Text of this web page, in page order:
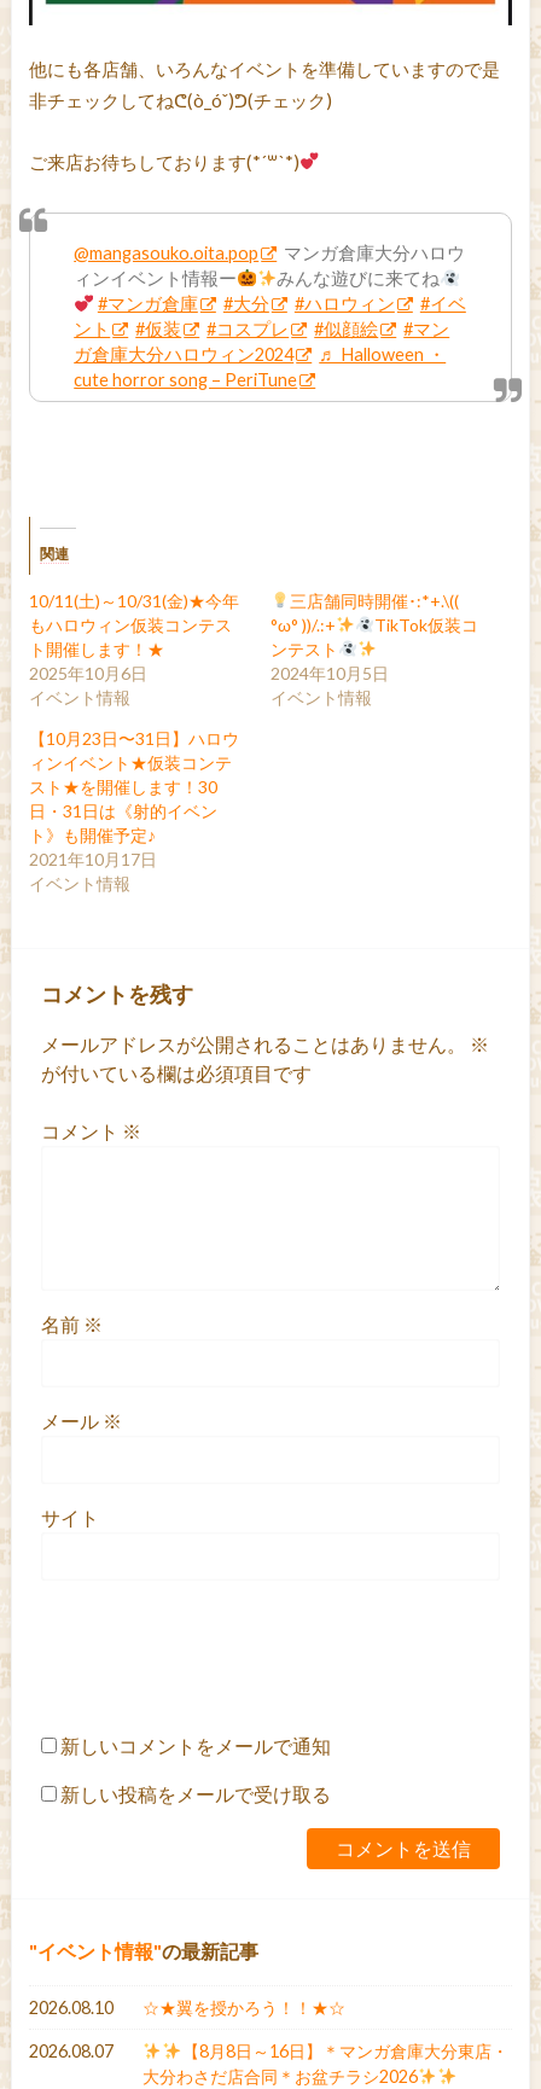
他にも各店舗、いろんなイベントを準備していますので是
非チェックしてねᕦ(ò_óˇ)ᕤ(チェック)
ご来店お待ちしております(*´꒳`*)
@mangasouko.oita.pop
マンガ倉庫大分ハロウ
ィンイベント情報ー
みんな遊びに来てね
#マンガ倉庫
#大分 #ハロウィン
#イベ
ント
#仮装 #コスプレ #似顔絵
#マン
ガ倉庫大分ハロウィン2024
♬ Halloween ・
cute horror song – PeriTune
関連
10/11(土)～10/31(金)★今年
もハロウィン仮装コンテス
ト開催します！★
2025年10月6日
イベント情報
三店舗同時開催･:*+.\((
°ω° ))/.:+
TikTok仮装コ
ンテスト
2024年10月5日
イベント情報
【10月23日〜31日】ハロウ
ィンイベント★仮装コンテ
スト★を開催します！30
日・31日は《射的イベン
ト》も開催予定♪
2021年10月17日
イベント情報
コメントを残す
メールアドレスが公開されることはありません。
※
が付いている欄は必須項目です
コメント ※
名前 ※
メール ※
サイト
新しいコメントをメールで通知
新しい投稿をメールで受け取る
イベント情報 の最新記事
2026.08.10 ☆★翼を授かろう！！★☆
2026.08.07
【8月8日～16日】＊マンガ倉庫大分東店・
大分わさだ店合同＊お盆チラシ2026